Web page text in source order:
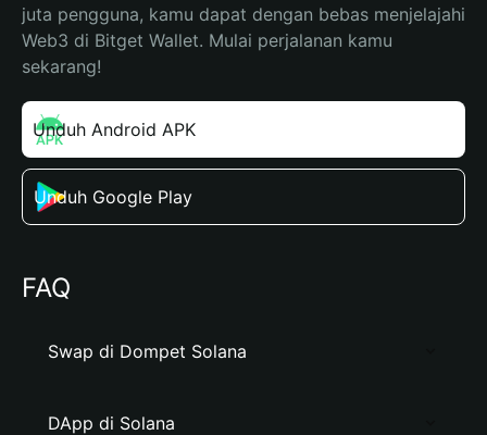
juta pengguna, kamu dapat dengan bebas menjelajahi
Web3 di Bitget Wallet. Mulai perjalanan kamu
sekarang!
Unduh Android APK
Unduh Google Play
FAQ
Swap di Dompet Solana
DApp di Solana